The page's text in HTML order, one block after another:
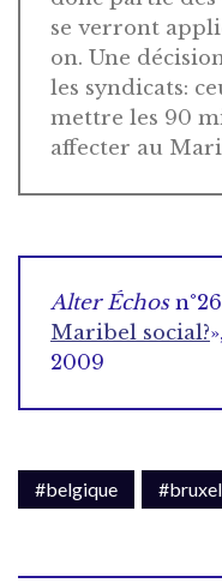
se verront
on. Une
les syndicats:
mettre les 90
affecter au
Alter Échos
Maribel social?
2009
#belgique